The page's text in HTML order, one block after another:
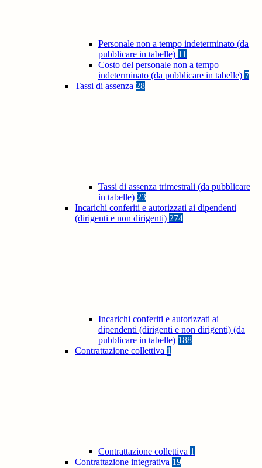
Personale non a tempo indeterminato (da
pubblicare in tabelle) 11
Costo del personale non a tempo
indeterminato (da pubblicare in tabelle) 7
Tassi di assenza 28
Tassi di assenza trimestrali (da pubblicare
in tabelle) 23
Incarichi conferiti e autorizzati ai dipendenti
(dirigenti e non dirigenti) 274
Incarichi conferiti e autorizzati ai
dipendenti (dirigenti e non dirigenti) (da
pubblicare in tabelle) 188
Contrattazione collettiva 1
Contrattazione collettiva 1
Contrattazione integrativa 19